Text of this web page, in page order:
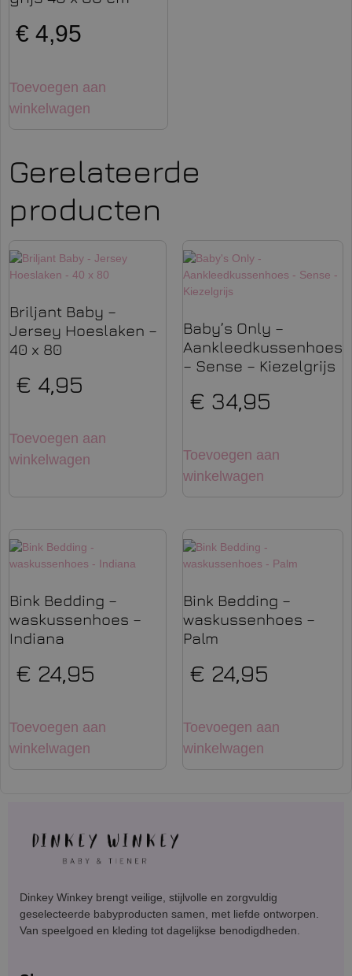
€ 4,95
Toevoegen aan
winkelwagen
Gerelateerde
producten
Briljant Baby –
Jersey Hoeslaken –
40 x 80
€ 4,95
Toevoegen aan
winkelwagen
Baby’s Only –
Aankleedkussenhoes
– Sense – Kiezelgrijs
€ 34,95
Toevoegen aan
winkelwagen
Bink Bedding –
waskussenhoes –
Indiana
€ 24,95
Toevoegen aan
winkelwagen
Bink Bedding –
waskussenhoes –
Palm
€ 24,95
Toevoegen aan
winkelwagen
Dinkey Winkey brengt veilige, stijlvolle en zorgvuldig
geselecteerde babyproducten samen, met liefde ontworpen.
Van speelgoed en kleding tot dagelijkse benodigdheden.